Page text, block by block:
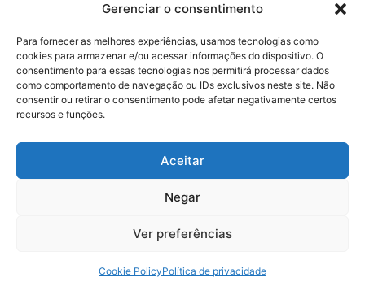
Gerenciar o consentimento
Para fornecer as melhores experiências, usamos tecnologias como
cookies para armazenar e/ou acessar informações do dispositivo. O
consentimento para essas tecnologias nos permitirá processar dados
como comportamento de navegação ou IDs exclusivos neste site. Não
consentir ou retirar o consentimento pode afetar negativamente certos
recursos e funções.
Aceitar
Negar
Ver preferências
Cookie PolicyPolítica de privacidade
E-mail: alagoasbrasilnoticias@gmail.com
Telefone: (82) 9 9691-0391 (Whatsapp)
Responsável Técnico: Crysthyan Carlos
Rua do Sau - Centro - Anadia - AL - CEP:
© 2022 - 2026 Alagoas Brasil Notícias. Todos os
direitos reservados.
fiveagência